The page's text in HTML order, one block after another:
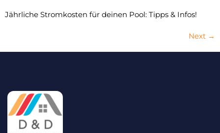
Jährliche Stromkosten für deinen Pool: Tipps & Infos!
Next →